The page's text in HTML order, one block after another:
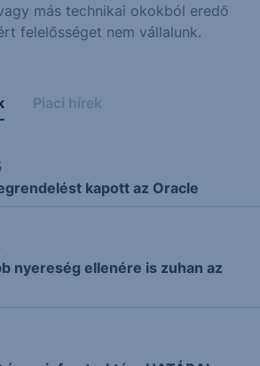
más technikai okokból eredő
felelősséget nem vállalunk.
Piaci hírek
kapott az Oracle
nyereség ellenére is zuhan az